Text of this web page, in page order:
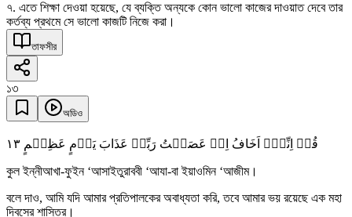
৭. এতে শিক্ষা দেওয়া হয়েছে, যে ব্যক্তি অন্যকে কোন ভালো কাজের দাওয়াত দেবে তার
কর্তব্য প্রথমে সে ভালো কাজটি নিজে করা।
তাফসীর
১৩
অডিও
قُلۡ اِنِّیۡۤ اَخَافُ اِنۡ عَصَیۡتُ رَبِّیۡ عَذَابَ یَوۡمٍ عَظِیۡمٍ ١٣
কুল ইন্নীআখা-ফুইন ‘আসাইতুরাববী ‘আযা-বা ইয়াওমিন ‘আজীম।
বলে দাও, আমি যদি আমার প্রতিপালকের অবাধ্যতা করি, তবে আমার ভয় রয়েছে এক মহা
দিবসের শাস্তির।